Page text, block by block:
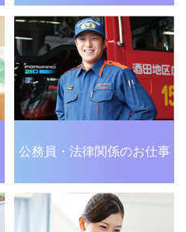
公務員・法律関係のお仕事